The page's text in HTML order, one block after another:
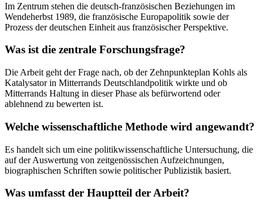
Im Zentrum stehen die deutsch-französischen Beziehungen im
Wendeherbst 1989, die französische Europapolitik sowie der
Prozess der deutschen Einheit aus französischer Perspektive.
Was ist die zentrale Forschungsfrage?
Die Arbeit geht der Frage nach, ob der Zehnpunkteplan Kohls als
Katalysator in Mitterrands Deutschlandpolitik wirkte und ob
Mitterrands Haltung in dieser Phase als befürwortend oder
ablehnend zu bewerten ist.
Welche wissenschaftliche Methode wird angewandt?
Es handelt sich um eine politikwissenschaftliche Untersuchung, die
auf der Auswertung von zeitgenössischen Aufzeichnungen,
biographischen Schriften sowie politischer Publizistik basiert.
Was umfasst der Hauptteil der Arbeit?